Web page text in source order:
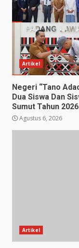
Artikel
Negeri “Tano
Dua Siswa Dan
Sumut Tahun
Agustus 6, 2026
Artikel